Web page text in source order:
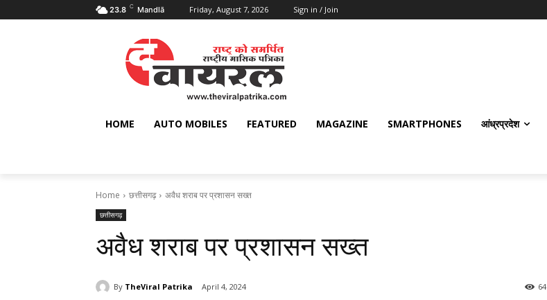
23.8 C Mandlā Friday, August 7, 2026 Sign in / Join
HOME AUTO MOBILES FEATURED MAGAZINE SMARTPHONES आंध्रप्रदेश
Home छत्तीसगढ़ अवैध शराब पर प्रशासन सख्त
छत्तीसगढ़
अवैध शराब पर प्रशासन सख्त
By TheViral Patrika April 4, 2024 64